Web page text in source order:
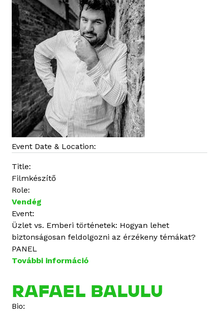
o
s
a
n
Event Date & Location:
Title:
Filmkészítő
Role:
Vendég
Event:
Üzlet vs. Emberi történetek: Hogyan lehet
biztonságosan feldolgozni az érzékeny témákat?
PANEL
További információ
f
a
RAFAEL BALULU
Bio: